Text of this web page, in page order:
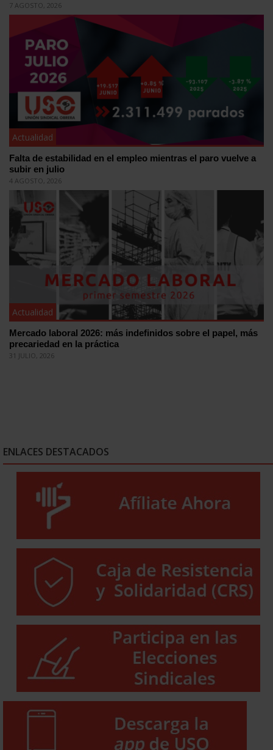
7 AGOSTO, 2026
Actualidad
Falta de estabilidad en el empleo mientras el paro vuelve a
subir en julio
4 AGOSTO, 2026
Actualidad
Mercado laboral 2026: más indefinidos sobre el papel, más
precariedad en la práctica
31 JULIO, 2026
ENLACES DESTACADOS